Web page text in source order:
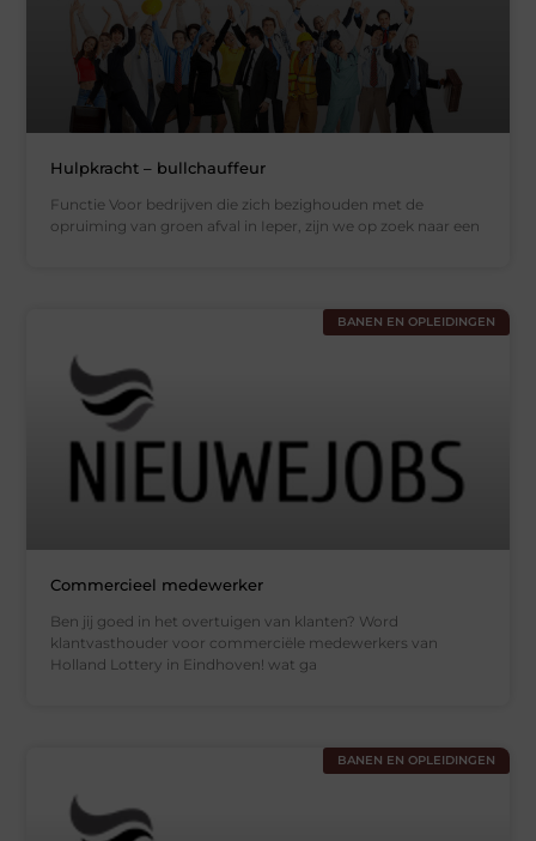
Hulpkracht – bullchauffeur
Functie Voor bedrijven die zich bezighouden met de
opruiming van groen afval in Ieper, zijn we op zoek naar een
BANEN EN OPLEIDINGEN
Commercieel medewerker
Ben jij goed in het overtuigen van klanten? Word
klantvasthouder voor commerciële medewerkers van
Holland Lottery in Eindhoven! wat ga
BANEN EN OPLEIDINGEN